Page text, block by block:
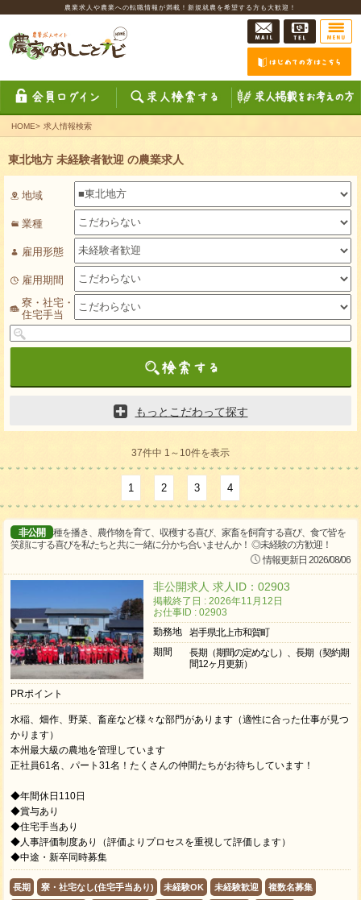
農業求人や農業への転職情報が満載！新規就農を希望する方も大歓迎！
HOME> 求人情報検索
東北地方 未経験者歓迎 の農業求人
地域
業種
雇用形態
雇用期間
寮・社宅・
住宅手当
もっとこだわって探す
37件中 1～10件を表示
1 2 3 4
非公開
種を播き、農作物を育て、収穫する喜び、家畜を飼育する喜び、食で皆を
笑顔にする喜びを私たちと共に一緒に分かち合いませんか！ ◎未経験の方歓迎！
情報更新日 2026/08/06
非公開求人 求人ID：02903
掲載終了日 : 2026年11月12日
お仕事ID : 02903
勤務地
岩手県北上市和賀町
期間
長期（期間の定めなし）、長期（契約期
間12ヶ月更新）
PRポイント
水稲、畑作、野菜、畜産など様々な部門があります（適性に合った仕事が見つ
かります）
本州最大級の農地を管理しています
正社員61名、パート31名！たくさんの仲間たちがお待ちしています！
◆年間休日110日
◆賞与あり
◆住宅手当あり
◆人事評価制度あり（評価よりプロセスを重視して評価します）
◆中途・新卒同時募集
長期 寮・社宅なし(住宅手当あり) 未経験OK 未経験歓迎 複数名募集